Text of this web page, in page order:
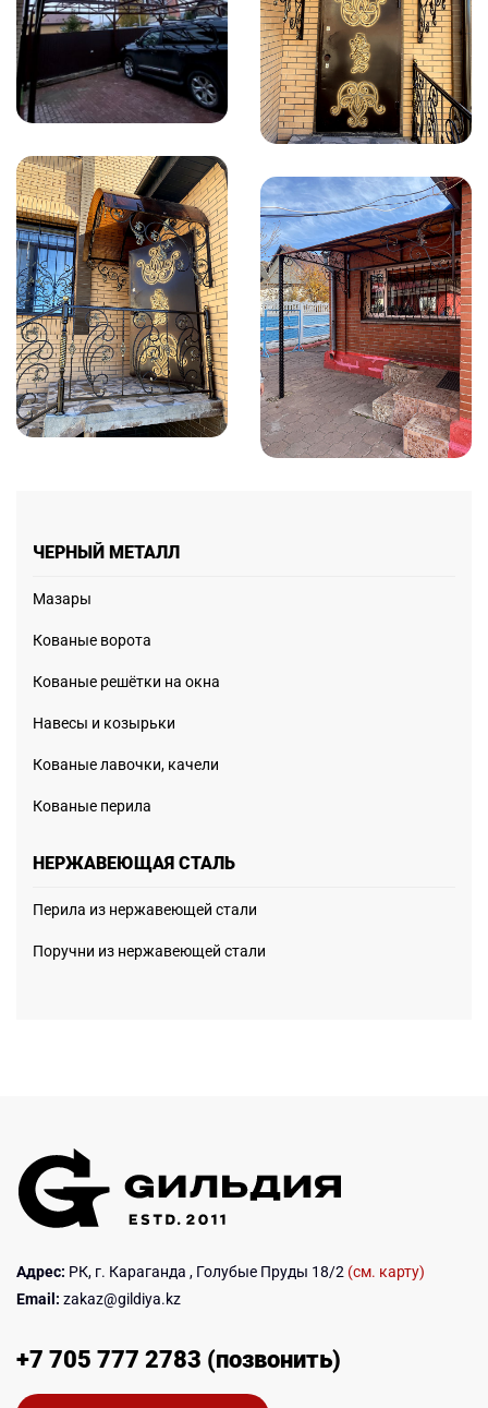
ЧЕРНЫЙ МЕТАЛЛ
Мазары
Кованые ворота
Кованые решётки на окна
Навесы и козырьки
Кованые лавочки, качели
Кованые перила
НЕРЖАВЕЮЩАЯ СТАЛЬ
Перила из нержавеющей стали
Поручни из нержавеющей стали
Адрес: РК, г. Караганда , Голубые Пруды 18/2 (см. карту)
Email: zakaz@gildiya.kz
+7 705 777 2783 (позвонить)